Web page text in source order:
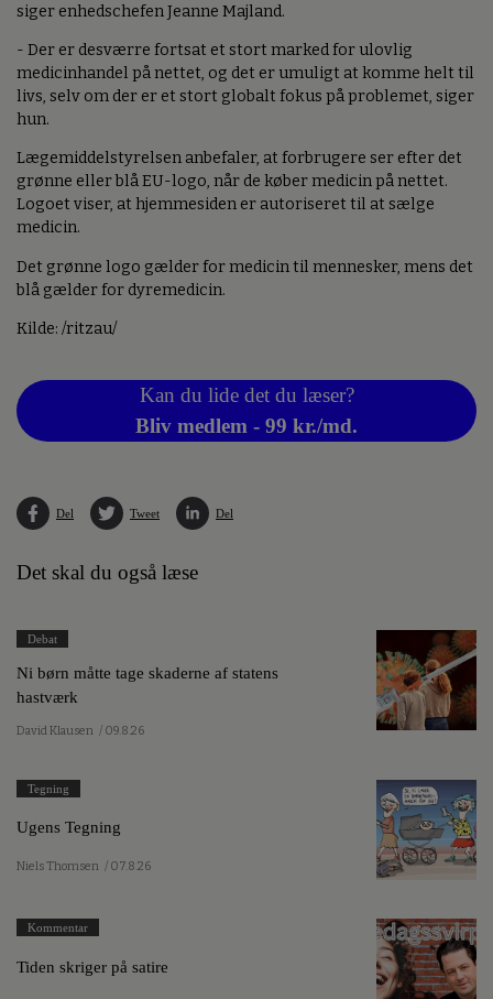
siger enhedschefen Jeanne Majland.
- Der er desværre fortsat et stort marked for ulovlig
medicinhandel på nettet, og det er umuligt at komme helt til
livs, selv om der er et stort globalt fokus på problemet, siger
hun.
Lægemiddelstyrelsen anbefaler, at forbrugere ser efter det
grønne eller blå EU-logo, når de køber medicin på nettet.
Logoet viser, at hjemmesiden er autoriseret til at sælge
medicin.
Det grønne logo gælder for medicin til mennesker, mens det
blå gælder for dyremedicin.
Kilde: /ritzau/
Kan du lide det du læser?
Bliv medlem - 99 kr./md.
Del Tweet Del
Det skal du også læse
Debat
Ni børn måtte tage skaderne af statens
hastværk
David Klausen / 09.8.26
Tegning
Ugens Tegning
Niels Thomsen / 07.8.26
Kommentar
Tiden skriger på satire